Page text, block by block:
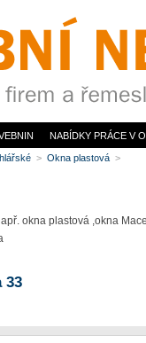
okna plastová ,okna
33
NABÍDKY PRÁCE V
> Okna plastová >